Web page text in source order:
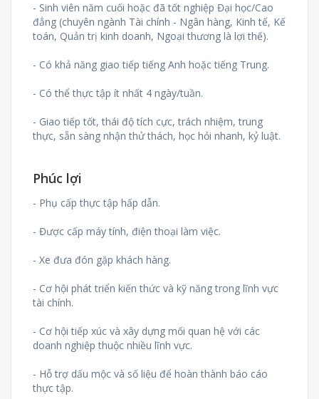
- Sinh viên năm cuối hoặc đã tốt nghiệp Đại học/Cao
đẳng (chuyên ngành Tài chính - Ngân hàng, Kinh tế, Kế
toán, Quản trị kinh doanh, Ngoại thương là lợi thế).
- Có khả năng giao tiếp tiếng Anh hoặc tiếng Trung.
- Có thể thực tập ít nhất 4 ngày/tuần.
- Giao tiếp tốt, thái độ tích cực, trách nhiệm, trung
thực, sẵn sàng nhận thử thách, học hỏi nhanh, kỷ luật.
Phúc lợi
- Phụ cấp thực tập hấp dẫn.
- Được cấp máy tính, điện thoại làm việc.
- Xe đưa đón gặp khách hàng.
- Cơ hội phát triển kiến thức và kỹ năng trong lĩnh vực
tài chính.
- Cơ hội tiếp xúc và xây dựng mối quan hệ với các
doanh nghiệp thuộc nhiều lĩnh vực.
- Hỗ trợ dấu mộc và số liệu để hoàn thành báo cáo
thực tập.